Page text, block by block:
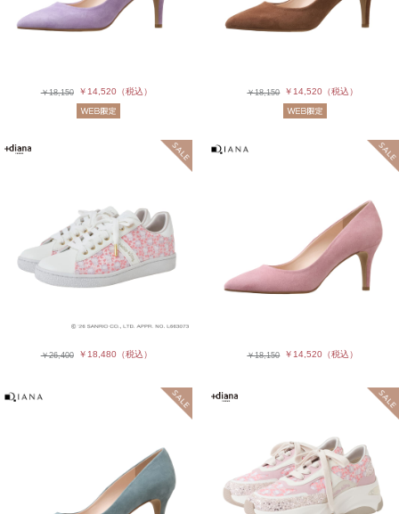
￥18,150 ￥14,520（税込） ￥18,150 ￥14,520 （税込）
￥26,400 ￥18,480（税込） ￥18,150 ￥14,520 （税込）